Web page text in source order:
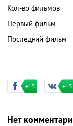
Кол-во фильмов
Первый фильм
Последний фильм
+15 +15
Нет